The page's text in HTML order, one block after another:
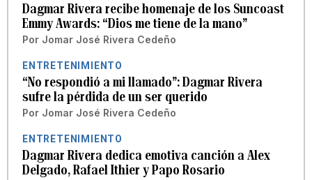
Dagmar Rivera recibe homenaje de los Suncoast
Emmy Awards: “Dios me tiene de la mano”
Por Jomar José Rivera Cedeño
ENTRETENIMIENTO
“No respondió a mi llamado”: Dagmar Rivera
sufre la pérdida de un ser querido
Por Jomar José Rivera Cedeño
ENTRETENIMIENTO
Dagmar Rivera dedica emotiva canción a Alex
Delgado, Rafael Ithier y Papo Rosario